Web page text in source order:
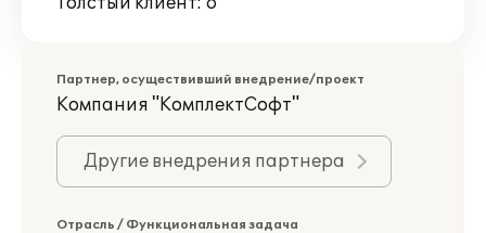
Партнер, осуществивший внедрение/проект
Компания "КомплектСофт"
Другие внедрения партнера
Отрасль / Функциональная задача